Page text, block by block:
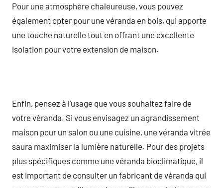
Pour une atmosphère chaleureuse, vous pouvez
également opter pour une véranda en bois, qui apporte
une touche naturelle tout en offrant une excellente
isolation pour votre extension de maison.
Enfin, pensez à l’usage que vous souhaitez faire de
votre véranda. Si vous envisagez un agrandissement
maison pour un salon ou une cuisine, une véranda vitrée
saura maximiser la lumière naturelle. Pour des projets
plus spécifiques comme une véranda bioclimatique, il
est important de consulter un fabricant de véranda qui